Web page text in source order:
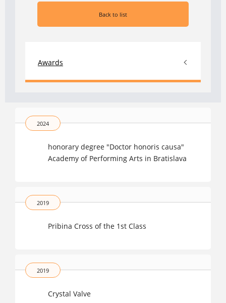
Back to list
Awards
2024
honorary degree "Doctor honoris causa"
Academy of Performing Arts in Bratislava
2019
Pribina Cross of the 1st Class
2019
Crystal Valve